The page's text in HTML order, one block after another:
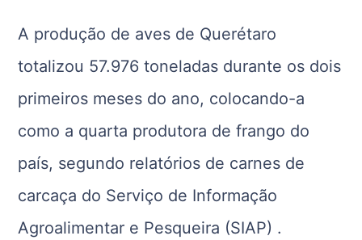
A produção de aves de Querétaro
totalizou 57.976 toneladas durante os dois
primeiros meses do ano, colocando-a
como a quarta produtora de frango do
país, segundo relatórios de carnes de
carcaça do Serviço de Informação
Agroalimentar e Pesqueira (SIAP) .